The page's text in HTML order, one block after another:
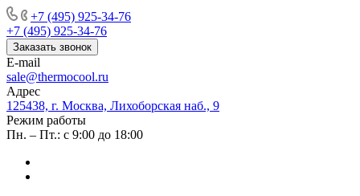
+7 (495) 925-34-76
+7 (495) 925-34-76
Заказать звонок
E-mail
sale@thermocool.ru
Адрес
125438, г. Москва, Лихоборская наб., 9
Режим работы
Пн. – Пт.: с 9:00 до 18:00